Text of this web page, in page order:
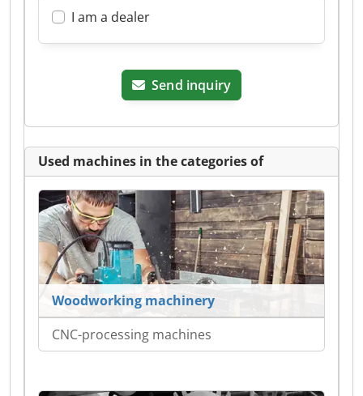
I am a dealer
Send inquiry
Used machines in the categories of
Woodworking machinery
CNC-processing machines